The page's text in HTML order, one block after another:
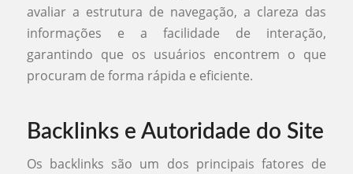
avaliar a estrutura de navegação, a clareza das
informações e a facilidade de interação,
garantindo que os usuários encontrem o que
procuram de forma rápida e eficiente.
Backlinks e Autoridade do Site
Os backlinks são um dos principais fatores de